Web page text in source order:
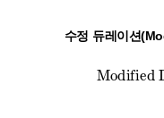
수정 듀레이션
Modified